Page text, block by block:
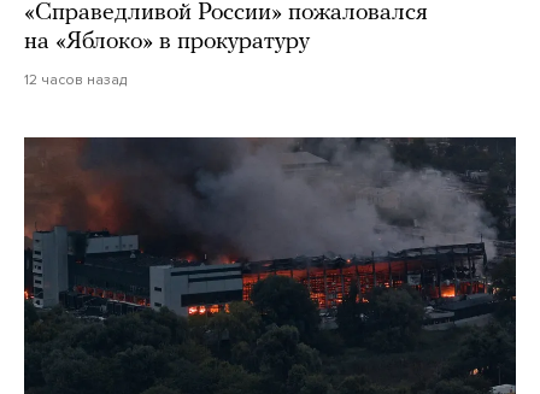
«Справедливой России» пожаловался
на «Яблоко» в прокуратуру
12 часов назад